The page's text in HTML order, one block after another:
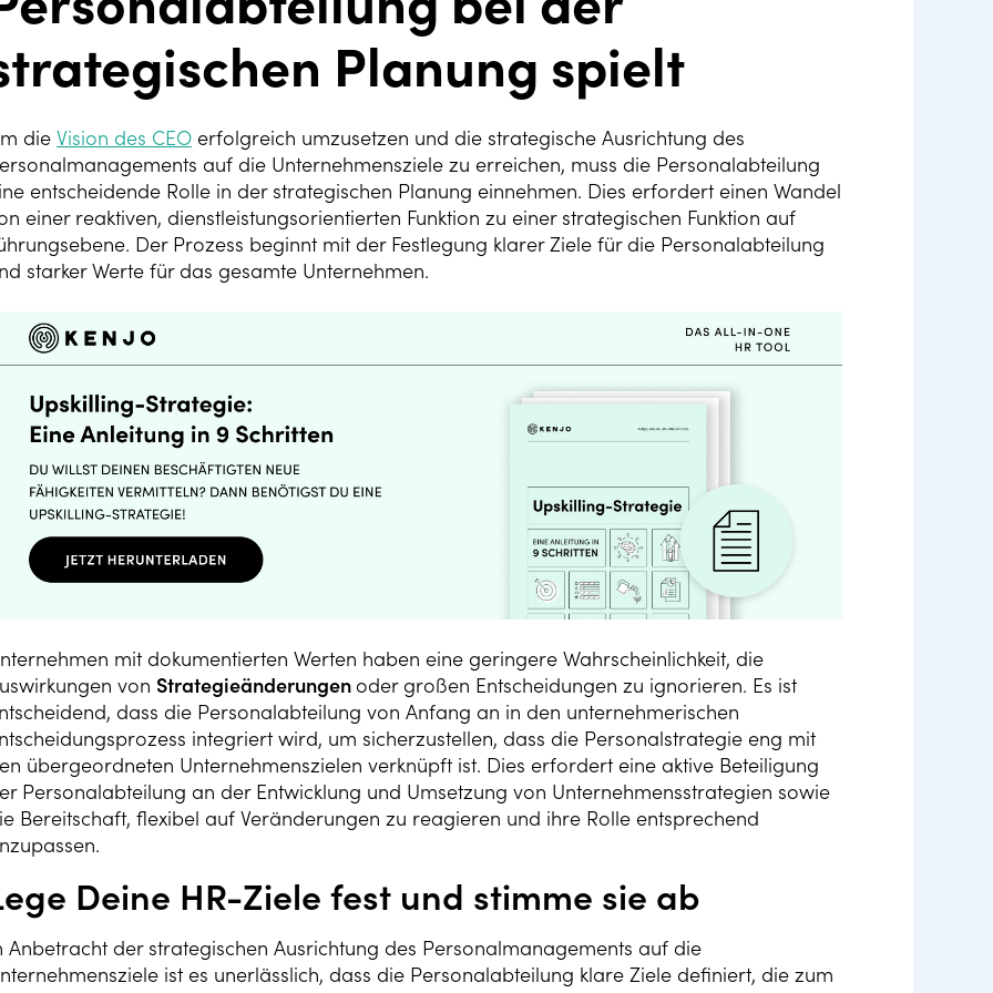
Planung spielt
die Vision des CEO erfolgreich umzusetzen und die strategische Ausrichtung des
auf die Unternehmensziele zu erreichen, muss die Personalabteilung
entscheidende Rolle in der strategischen Planung einnehmen. Dies erfordert einen Wandel
einer reaktiven, dienstleistungsorientierten Funktion zu einer strategischen Funktion auf
Der Prozess beginnt mit der Festlegung klarer Ziele für die Personalabteilung
starker Werte für das gesamte Unternehmen.
mit dokumentierten Werten haben eine geringere Wahrscheinlichkeit, die
von Strategieänderungenoder großen Entscheidungen zu ignorieren. Es ist
dass die Personalabteilung von Anfang an in den unternehmerischen
integriert wird, um sicherzustellen, dass die Personalstrategie eng mit
übergeordneten Unternehmenszielen verknüpft ist. Dies erfordert eine aktive Beteiligung
Personalabteilung an der Entwicklung und Umsetzung von Unternehmensstrategien sowie
Bereitschaft, flexibel auf Veränderungen zu reagieren und ihre Rolle entsprechend
Deine HR-Ziele fest und stimme sie ab
Anbetracht der strategischen Ausrichtung des Personalmanagements auf die
ist es unerlässlich, dass die Personalabteilung klare Ziele definiert, die zum